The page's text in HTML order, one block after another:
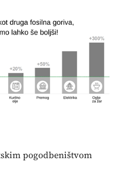
pogodbeništvom